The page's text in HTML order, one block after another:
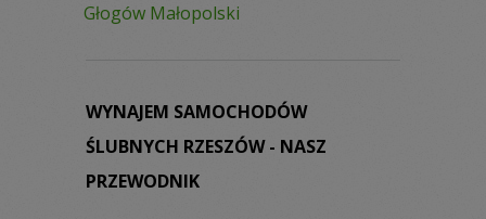
Głogów Małopolski
WYNAJEM SAMOCHODÓW
ŚLUBNYCH RZESZÓW - NASZ
PRZEWODNIK